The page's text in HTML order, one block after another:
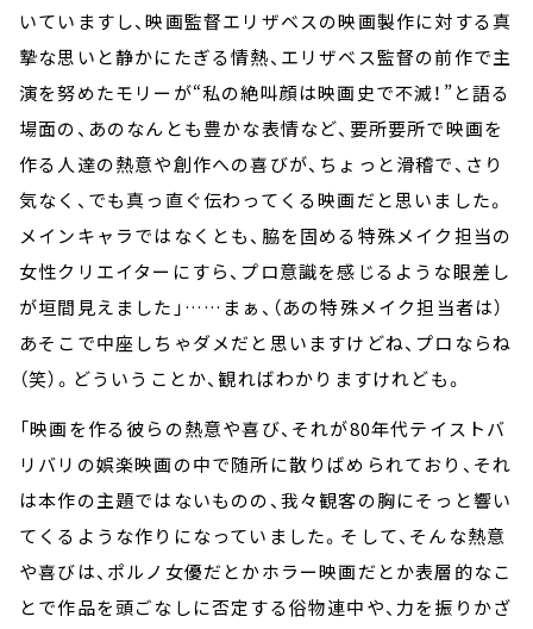
いていますし、映画監督エリザベスの映画製作に対する真
摯な思いと静かにたぎる情熱、エリザベス監督の前作で主
演を努めたモリーが“私の絶叫顔は映画史で不滅！”と語る
場面の、あのなんとも豊かな表情など、要所要所で映画を
作る人達の熱意や創作への喜びが、ちょっと滑稽で、さり
気なく、でも真っ直ぐ伝わってくる映画だと思いました。
メインキャラではなくとも、脇を固める特殊メイク担当の
女性クリエイターにすら、プロ意識を感じるような眼差し
が垣間見えました」……まぁ、（あの特殊メイク担当者は）
あそこで中座しちゃダメだと思いますけどね、プロならね
（笑）。どういうことか、観ればわかりますけれども。
「映画を作る彼らの熱意や喜び、それが80年代テイストバ
リバリの娯楽映画の中で随所に散りばめられており、それ
は本作の主題ではないものの、我々観客の胸にそっと響い
てくるような作りになっていました。そして、そんな熱意
や喜びは、ポルノ女優だとかホラー映画だとか表層的なこ
とで作品を頭ごなしに否定する俗物連中や、力を振りかざ